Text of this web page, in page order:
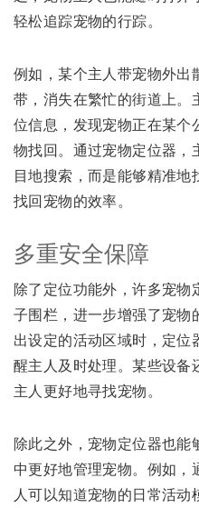
轻松追踪宠物的行踪。
例如，某个主人带宠物外出
带，消失在繁忙的街道上。
位信息，发现宠物正在某个
物找回。通过宠物定位器，
目地搜索，而是能够精准地
找回宠物的效率。
多重安全保障
除了定位功能外，许多宠物
子围栏，进一步增强了宠物
出设定的活动区域时，定位
醒主人及时处理。某些设备
主人更好地寻找宠物。
除此之外，宠物定位器也能
中更好地管理宠物。例如，
人可以知道宠物的日常活